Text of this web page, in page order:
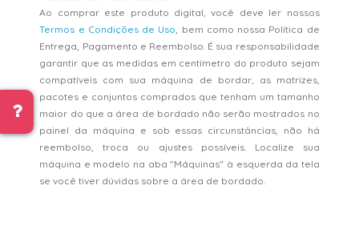
Ao comprar este produto digital, você deve ler nossos
Termos e Condições de Uso, bem como nossa Política de
Entrega, Pagamento e Reembolso. É sua responsabilidade
garantir que as medidas em centímetro do produto sejam
compatíveis com sua máquina de bordar, as matrizes,
pacotes e conjuntos comprados que tenham um tamanho
maior do que a área de bordado não serão mostrados no
painel da máquina e sob essas circunstâncias, não há
reembolso, troca ou ajustes possíveis. Localize sua
máquina e modelo na aba "Máquinas" à esquerda da tela
se você tiver dúvidas sobre a área de bordado.